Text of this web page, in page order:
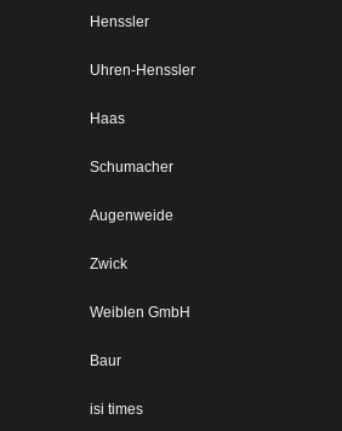
Henssler
Uhren-Henssler
Haas
Schumacher
Augenweide
Zwick
Weiblen GmbH
Baur
isi times